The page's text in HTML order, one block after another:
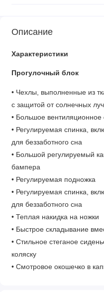
Описание
Характеристики
Прогулочный блок
• Чехлы, выполненные из
с защитой от солнечных
• Большое вентиляционное
• Регулируемая спинка,
для беззаботного сна
• Большой регулируемый
бампера
• Регулируемая подножка
• Регулируемая спинка,
для беззаботного сна
• Теплая накидка на ножки
• Быстрое складывание
• Стильное стеганое
коляску
• Смотровое окошечко в